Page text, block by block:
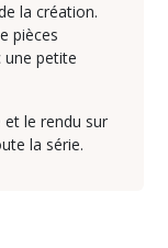
la création.
pièces
une petite
et le rendu sur
la série.